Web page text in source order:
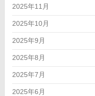
2025年11月
2025年10月
2025年9月
2025年8月
2025年7月
2025年6月